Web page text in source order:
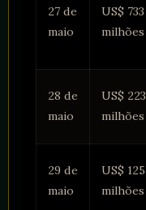
27 de
maio
US$ 733
milhões
28 de
maio
US$ 223
milhões
29 de
maio
US$ 125
milhões